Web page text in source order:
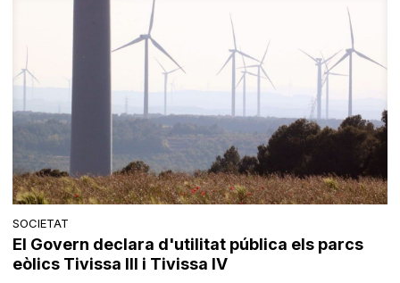
SOCIETAT
El Govern declara d'utilitat pública els parcs
eòlics Tivissa III i Tivissa IV